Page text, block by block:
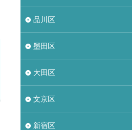
品川区
墨田区
大田区
文京区
新宿区